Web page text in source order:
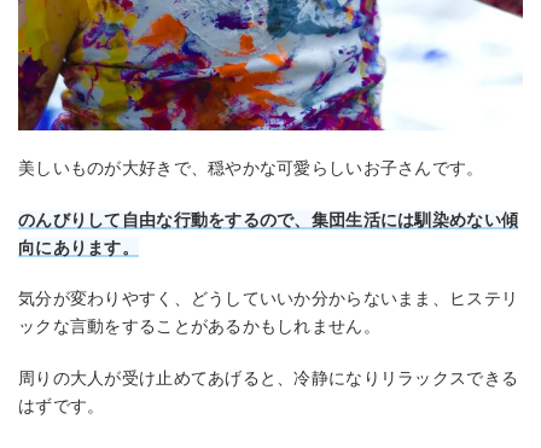
美しいものが大好きで、穏やかな可愛らしいお子さんです。
のんびりして自由な行動をするので、集団生活には馴染めない傾
向にあります。
気分が変わりやすく、どうしていいか分からないまま、ヒステリ
ックな言動をすることがあるかもしれません。
周りの大人が受け止めてあげると、冷静になりリラックスできる
はずです。